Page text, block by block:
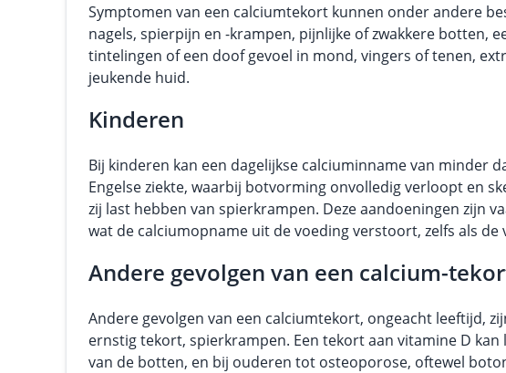
Symptomen van een calciumtekort kunnen onder andere
nagels, spierpijn en -krampen, pijnlijke of zwakkere botten,
tintelingen of een doof gevoel in mond, vingers of tenen,
jeukende huid.
Kinderen
Bij kinderen kan een dagelijkse calciuminname van minder
Engelse ziekte, waarbij botvorming onvolledig verloopt en
zij last hebben van spierkrampen. Deze aandoeningen zijn
wat de calciumopname uit de voeding verstoort, zelfs als
Andere gevolgen van een calcium-
Andere gevolgen van een calciumtekort, ongeacht leeftijd,
ernstig tekort, spierkrampen. Een tekort aan vitamine D
van de botten, en bij ouderen tot osteoporose, oftewel